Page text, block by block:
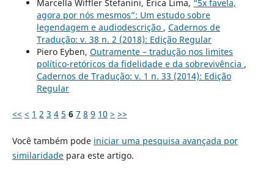
Marcella Wiffler Stefanini, Érica Lima, “5x favela,
agora por nós mesmos”: Um estudo sobre
legendagem e audiodescrição , Cadernos de
Tradução: v. 38 n. 2 (2018): Edição Regular
Piero Eyben, Outramente – tradução nos limites
político-retóricos da fidelidade e da sobrevivência ,
Cadernos de Tradução: v. 1 n. 33 (2014): Edição
Regular
<< < 1 2 3 4 5 6 7 8 9 10 > >>
Você também pode iniciar uma pesquisa avançada por
similaridadepara este artigo.